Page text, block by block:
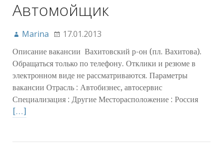
Автомойщик
Marina 17.01.2013
Описание вакансии Вахитовский р-он (пл. Вахитова).
Обращаться только по телефону. Отклики и резюме в
электронном виде не рассматриваются. Параметры
вакансии Отрасль : Автобизнес, автосервис
Специализация : Другие Месторасположение : Россия
[…]